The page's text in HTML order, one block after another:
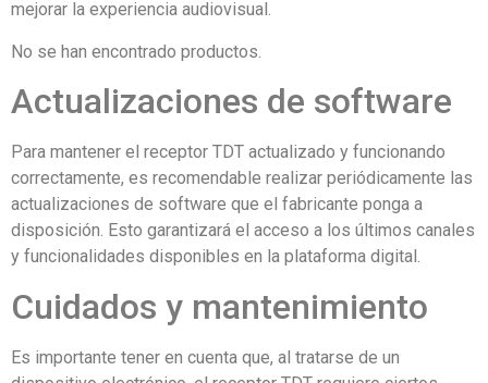
mejorar la experiencia audiovisual.
No se han encontrado productos.
Actualizaciones de software
Para mantener el receptor TDT actualizado y funcionando
correctamente, es recomendable realizar periódicamente las
actualizaciones de software que el fabricante ponga a
disposición. Esto garantizará el acceso a los últimos canales
y funcionalidades disponibles en la plataforma digital.
Cuidados y mantenimiento
Es importante tener en cuenta que, al tratarse de un